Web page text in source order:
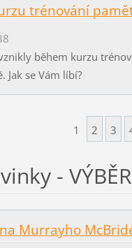
trénování
během kurzu
Jak se Vám líbí?
1 2 3
- VÝBĚR
Murrayho